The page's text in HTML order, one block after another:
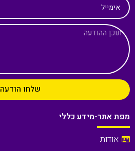
אימייל
שלחו הודעה
מפת אתר-מידע כללי
אודות